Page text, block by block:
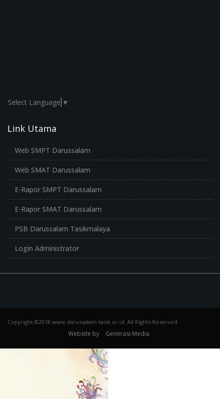
Select Language ▼
Link Utama
Web SMPT Darussalam
Web SMAT Darussalam
E-Rapor SMPT Darussalam
E-Rapor SMAT Darussalam
PSB Darussalam Tasikmalaya
Login Administrator
Copyright ©2018 www.darussalam-tasik.or.id. All Rights Reserved
Website by Generasi Media